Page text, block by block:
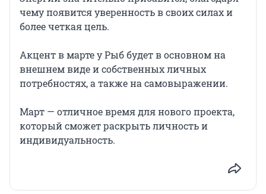
чему появится уверенность в своих силах и
более четкая цель.
Акцент в марте у Рыб будет в основном на
внешнем виде и собственных личных
потребностях, а также на самовыражении.
Март — отличное время для нового проекта,
который сможет раскрыть личность и
индивидуальность.